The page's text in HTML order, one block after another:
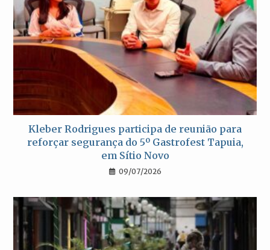
Kleber Rodrigues participa de reunião para
reforçar segurança do 5º Gastrofest Tapuia,
em Sítio Novo
09/07/2026